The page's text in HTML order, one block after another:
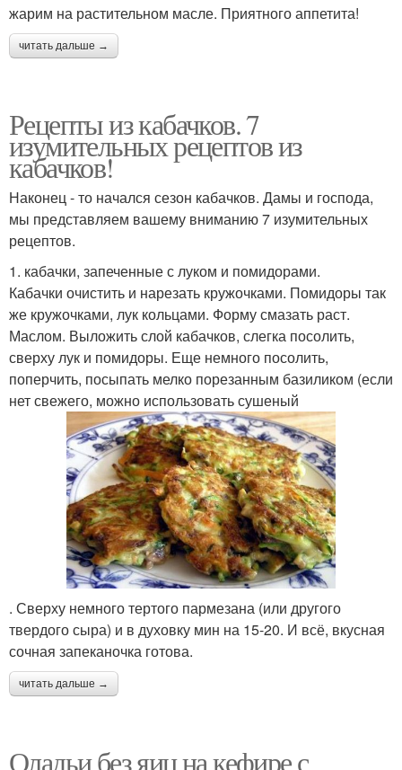
жарим на растительном масле. Приятного аппетита!
читать дальше →
Рецепты из кабачков. 7
изумительных рецептов из
кабачков!
Наконец - то начался сезон кабачков. Дамы и господа,
мы представляем вашему вниманию 7 изумительных
рецептов.
1. кабачки, запеченные с луком и помидорами.
Кабачки очистить и нарезать кружочками. Помидоры так
же кружочками, лук кольцами. Форму смазать раст.
Маслом. Выложить слой кабачков, слегка посолить,
сверху лук и помидоры. Еще немного посолить,
поперчить, посыпать мелко порезанным базиликом (если
нет свежего, можно использовать сушеный
. Сверху немного тертого пармезана (или другого
твердого сыра) и в духовку мин на 15-20. И всё, вкусная
сочная запеканочка готова.
читать дальше →
Оладьи без яиц на кефире с